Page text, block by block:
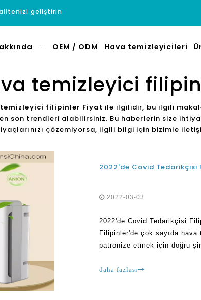
geliştirin
OEM / ODM Hava temizleyicileri
temizleyici
filipinler Fiyat ile ilgilidir, bu ilgili
son trendleri alabilirsiniz. Bu haberlerin size
çözemiyorsa, ilgili bilgi için bizimle
2022-03-03
2022'de Covid Tedarikçisi
Filipinler'de çok sayıda
patronize etmek için doğru
daha fazlası